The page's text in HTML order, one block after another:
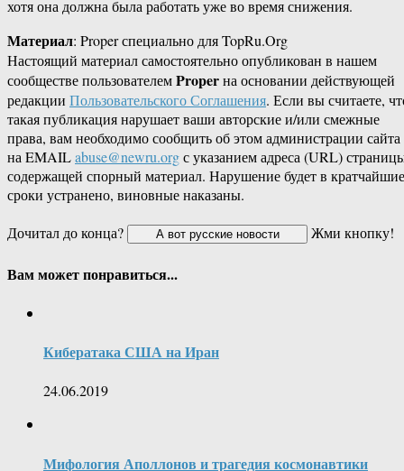
хотя она должна была работать уже во время снижения.
Материал: Proper специально для TopRu.Org
Настоящий материал самостоятельно опубликован в нашем
сообществе пользователемProperна основании действующей
редакции Пользовательского Соглашения. Если вы считаете,
такая публикация нарушает ваши авторские и/или смежные
права, вам необходимо сообщить об этом администрации сайта
на EMAILabuse@newru.orgс указанием адреса (URL)
содержащей спорный материал. Нарушение будет в кратчайшие
сроки устранено, виновные наказаны.
Дочитал до конца?
Жми кнопку!
Вам может понравиться...
Кибератака США на Иран
24.06.2019
Мифология Аполлонов и трагедия космонавтики